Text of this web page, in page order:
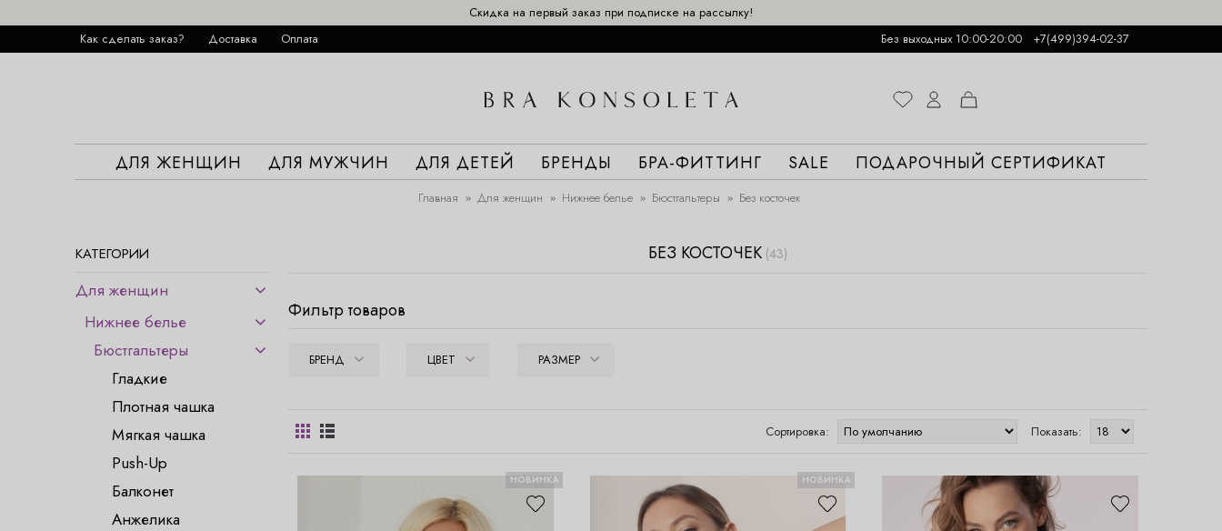
Скидка на первый заказ при подписке на рассылку!
Как сделать заказ?
Доставка Оплата Без выходных 10:00-20:00 +7(499)394-02-37
ДЛЯ ЖЕНЩИН ДЛЯ МУЖЧИН ДЛЯ ДЕТЕЙ БРЕНДЫ БРА-ФИТТИНГ SALE ПОДАРОЧНЫЙ СЕРТИФИКАТ
Главная Для женщин Нижнее белье Бюстгальтеры Без косточек
КАТЕГОРИИ
Для женщин
Нижнее белье
Бюстгальтеры
Гладкие
Плотная чашка
Мягкая чашка
Push-Up
Балконет
Анжелика
БЕЗ КОСТОЧЕК (43)
Фильтр товаров
БРЕНД ЦВЕТ РАЗМЕР
Сортировка: Показать:
НОВИНКА НОВИНКА